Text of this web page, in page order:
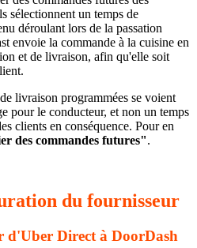
sélectionnent un temps de
déroulant lors de la passation
envoie la commande à la cuisine en
et de livraison, afin qu'elle soit
livraison programmées se voient
pour le conducteur, et non un temps
clients en conséquence. Pour en
des commandes futures".
du fournisseur
d'Uber Direct à DoorDash